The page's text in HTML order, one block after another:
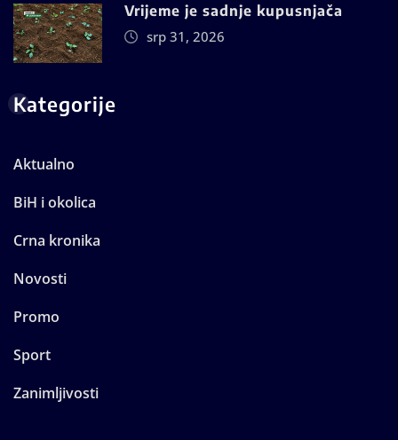
Vrijeme je sadnje kupusnjača
srp 31, 2026
Kategorije
Aktualno
BiH i okolica
Crna kronika
Novosti
Promo
Sport
Zanimljivosti